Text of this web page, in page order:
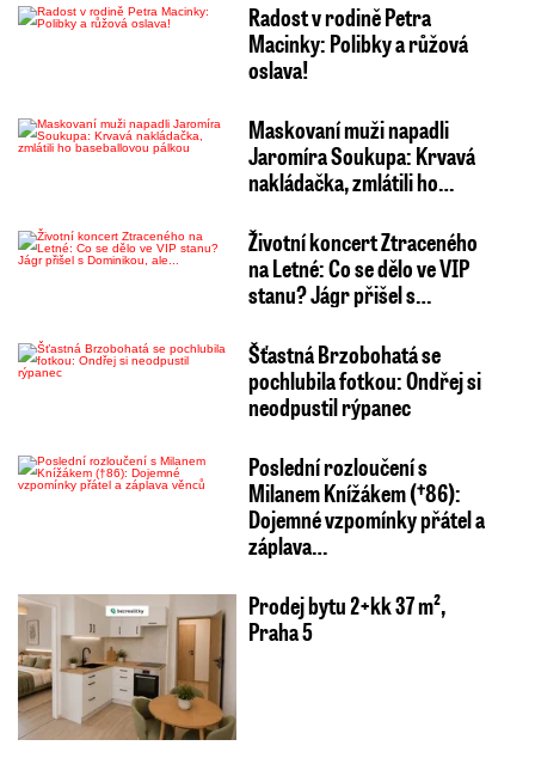
Radost v rodině Petra
Macinky: Polibky a růžová
oslava!
Maskovaní muži napadli
Jaromíra Soukupa: Krvavá
nakládačka, zmlátili ho…
Životní koncert Ztraceného
na Letné: Co se dělo ve VIP
stanu? Jágr přišel s…
Šťastná Brzobohatá se
pochlubila fotkou: Ondřej si
neodpustil rýpanec
Poslední rozloučení s
Milanem Knížákem (†86):
Dojemné vzpomínky přátel a
záplava…
Prodej bytu 2+kk 37 m²,
Praha 5